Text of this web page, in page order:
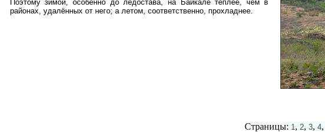
Поэтому зимой, особенно до ледостава, на Байкале теплее, чем в
районах, удалённых от него; а летом, соответственно, прохладнее.
Страницы: 1, 2, 3, 4,